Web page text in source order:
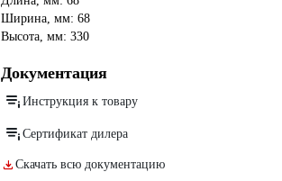
Ширина, мм: 68
Высота, мм: 330
Документация
Инструкция к товару
Сертификат дилера
Скачать всю документацию